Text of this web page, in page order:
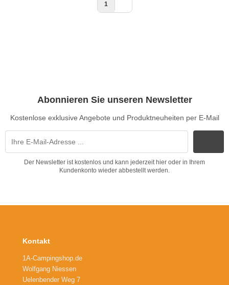
1
Abonnieren Sie unseren Newsletter
Kostenlose exklusive Angebote und Produktneuheiten per E-Mail
Der Newsletter ist kostenlos und kann jederzeit hier oder in Ihrem
Kundenkonto wieder abbestellt werden.
Kontakt
1A-Campingshop.de
Wolfgang Niessen
Uelenbender Weg 7